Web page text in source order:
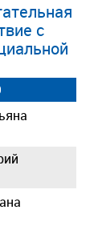
с